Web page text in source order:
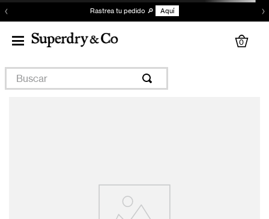
‹ Rastrea tu pedido 🔎 Aquí ›
0
Buscar